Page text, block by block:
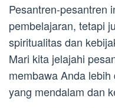
Pesantren-pesantren
pembelajaran, tetapi
spiritualitas dan
Mari kita jelajahi
membawa Anda
yang mendalam dan